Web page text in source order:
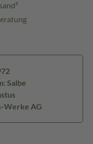
Salbe
Werke AG